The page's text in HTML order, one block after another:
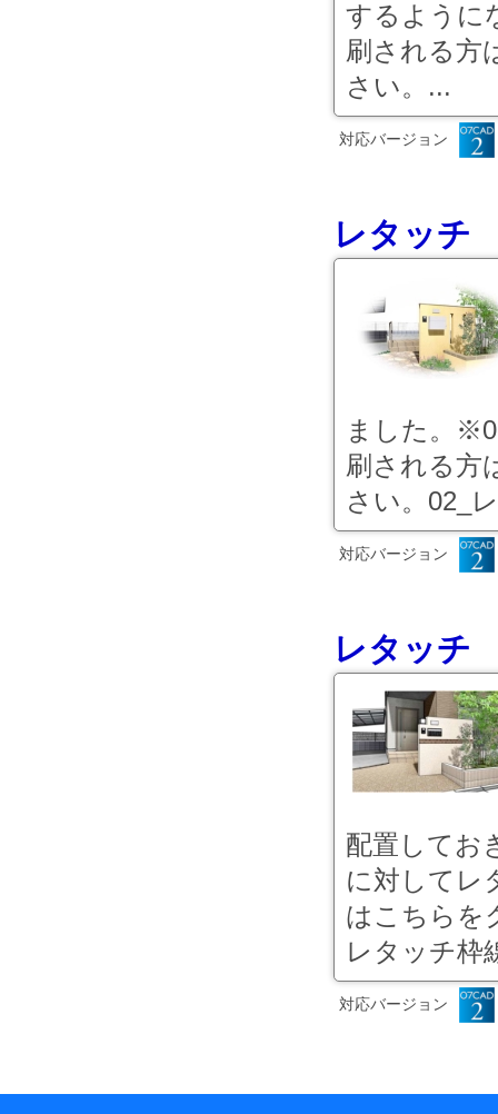
するように
刷される方
さい。...
対応バージョン
レタッチ
ました。
刷される方
さい。02_
対応バージョン
レタッチ
配置してお
に対してレ
はこちらを
レタッチ枠
対応バージョン